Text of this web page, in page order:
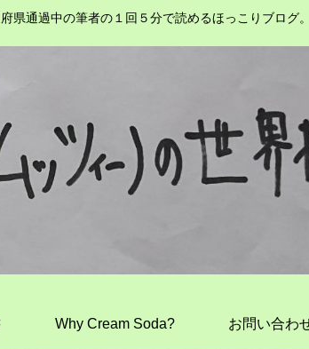
県通過中の筆者の１回５分で読めるほっこりブログ。
Why Cream Soda? お問い合わ